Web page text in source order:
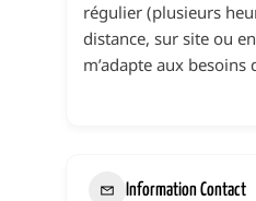
régulier (plusieurs
distance, sur site ou
m’adapte aux besoins
Information Contact